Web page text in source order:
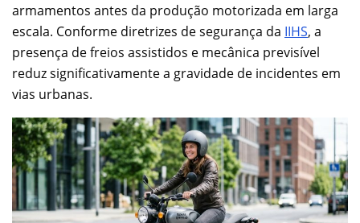
armamentos antes da produção motorizada em larga
escala. Conforme diretrizes de segurança da IIHS, a
presença de freios assistidos e mecânica previsível
reduz significativamente a gravidade de incidentes em
vias urbanas.